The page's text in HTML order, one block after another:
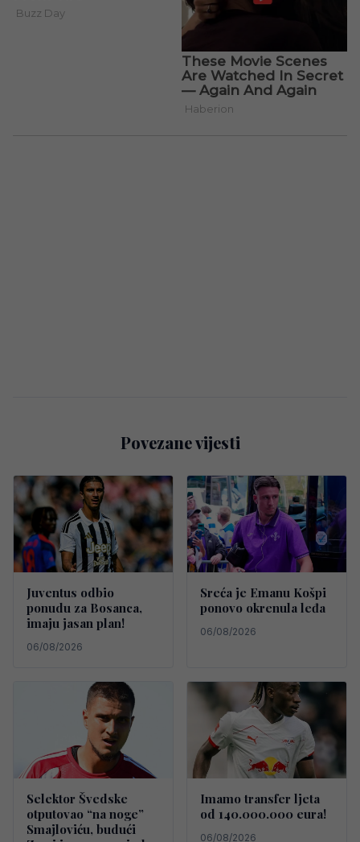
Povezane vijesti
Juventus odbio
ponudu za Bosanca,
imaju jasan plan!
06/08/2026
Sreća je Emanu Košpi
ponovo okrenula leđa
06/08/2026
Selektor Švedske
otputovao “na noge”
Smajloviću, budući
Imamo transfer ljeta
od 140.000.000 eura!
06/08/2026